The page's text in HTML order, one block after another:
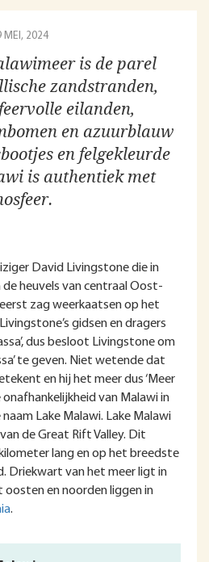
MEI, 2024
is de parel
zandstranden,
eilanden,
en azuurblauw
en felgekleurde
is authentiek met
David Livingstone die in
heuvels van centraal Oost-
zag weerkaatsen op het
gidsen en dragers
dus besloot Livingstone om
te geven. Niet wetende dat
en hij het meer dus ‘Meer
onafhankelijkheid van Malawi in
Lake Malawi. Lake Malawi
de Great Rift Valley. Dit
lang en op het breedste
Driekwart van het meer ligt in
oosten en noorden liggen in
.